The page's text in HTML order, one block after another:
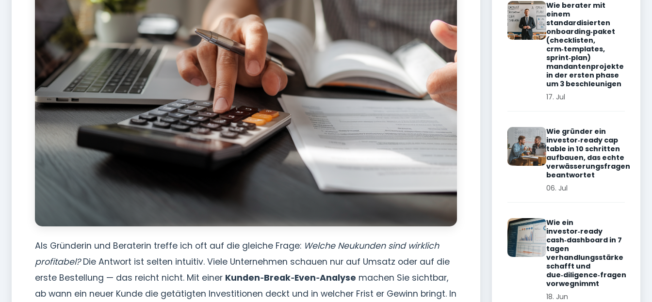
Als Gründerin und Beraterin treffe ich oft auf die gleiche Frage: Welche Neukunden sind wirklich
profitabel?Die Antwort ist selten intuitiv. Viele Unternehmen schauen nur auf Umsatz oder auf die
erste Bestellung — das reicht nicht. Mit einer Kunden‑Break‑Even‑Analyse machen Sie sichtbar,
ab wann ein neuer Kunde die getätigten Investitionen deckt und in welcher Frist er Gewinn bringt. In
Wie berater mit
einem
standardisierten
onboarding‑paket
(checklisten,
crm‑templates,
sprint‑plan)
mandantenprojekte
in der ersten phase
um 3 beschleunigen
17. Jul
Wie gründer ein
investor‑ready cap
table in 10 schritten
aufbauen, das echte
verwässerungsfragen
beantwortet
06. Jul
Wie ein
investor‑ready
cash‑dashboard in 7
tagen
verhandlungsstärke
schafft und
due‑diligence‑fragen
vorwegnimmt
18. Jun